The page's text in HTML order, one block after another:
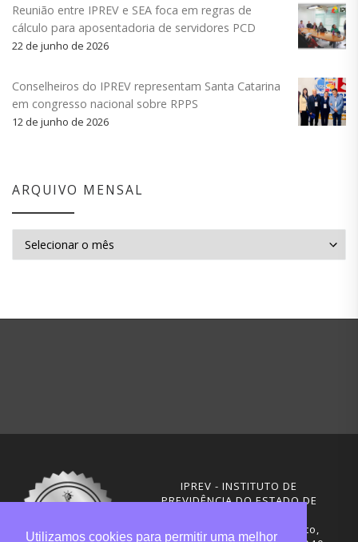
Reunião entre IPREV e SEA foca em regras de
cálculo para aposentadoria de servidores PCD
22 de junho de 2026
Conselheiros do IPREV representam Santa Catarina
em congresso nacional sobre RPPS
12 de junho de 2026
ARQUIVO MENSAL
IPREV - INSTITUTO DE
PREVIDÊNCIA DO ESTADO DE
Rua Visconde de Ouro Preto,
Utilizamos cookies para permitir uma melhor